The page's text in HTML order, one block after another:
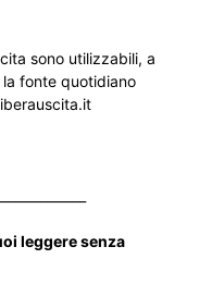
sono utilizzabili, a
fonte quotidiano
leggere senza